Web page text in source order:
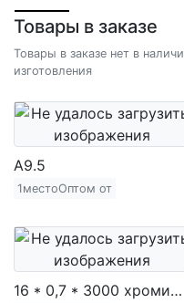
Товары в заказе
Товары в заказе нет в
изготовления
A9.5
1местоОптом от
16 * 0,7 * 3000 хромированная железная труба (720 г)